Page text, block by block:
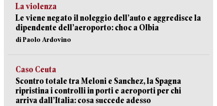
La violenza
Le viene negato il noleggio dell’auto e aggredisce la
dipendente dell’aeroporto: choc a Olbia
di Paolo Ardovino
Caso Ceuta
Scontro totale tra Meloni e Sanchez, la Spagna
ripristina i controlli in porti e aeroporti per chi
arriva dall’Italia: cosa succede adesso